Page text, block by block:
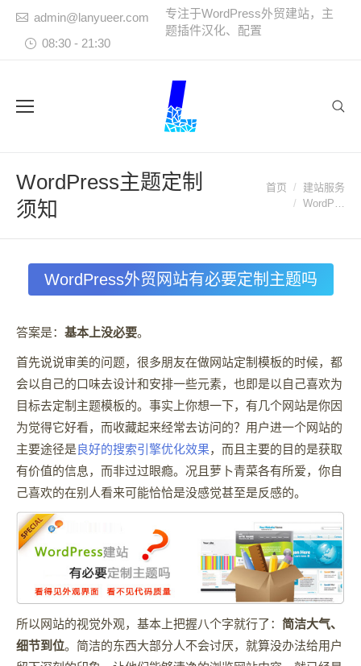
admin@lanyueer.com
08:30 - 21:30
专注于WordPress外贸建站，主
题插件汉化、配置
WordPress主题定制
须知
您在这里：
首页
建站服务
WordP…
WordPress外贸网站有必要定制主题吗
答案是： 基本上没必要。
首先说说审美的问题，很多朋友在做网站定制模板的时候，都
会以自己的口味去设计和安排一些元素，也即是以自己喜欢为
目标去定制主题模板的。事实上你想一下，有几个网站是你因
为觉得它好看，而收藏起来经常去访问的？用户进一个网站的
主要途径是良好的搜索引擎优化效果，而且主要的目的是获取
有价值的信息，而非过过眼瘾。况且萝卜青菜各有所爱，你自
己喜欢的在别人看来可能恰恰是没感觉甚至是反感的。
所以网站的视觉外观，基本上把握八个字就行了： 简洁大气、
细节到位。简洁的东西大部分人不会讨厌，就算没办法给用户